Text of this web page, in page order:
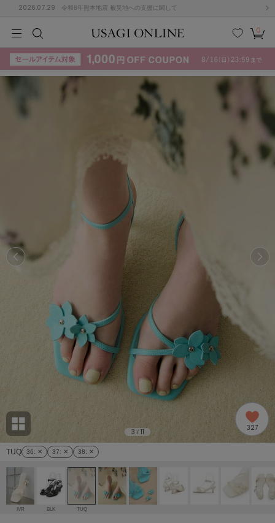
2026.07.29 令和8年熊本地震 被災地への支援に関して
検索
お気
に入
カー
ト
0
KIDSBABYBEAUTYLIFE STYLE
(715)
ームウェア (535)
ョン雑貨 (865)
/ランジェリー (127)
ェア (121)
KIDSBABYBEAUTYLIFE STYLE
G
S
ACYM
アシーム
adidas by Stella McCartney
アディダス バイ ステラマッカートニー
ALLISON BROWN
アリソンブラウン
Ame no chi Hare
アメノチハレ
AMOMMA
アモマ
ánuans
アニュアンス
TUQ 36: ✕ 37: ✕ 38: ✕
3 / 11 327
IVR BLK TUQ